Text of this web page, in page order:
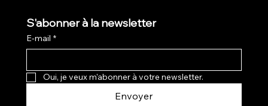
S'abonner à la newsletter
E-mail *
Oui, je veux m'abonner à votre newsletter.
Envoyer